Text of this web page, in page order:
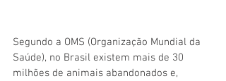
Segundo a OMS (Organização Mundial da
Saúde), no Brasil existem mais de 30
milhões de animais abandonados e,